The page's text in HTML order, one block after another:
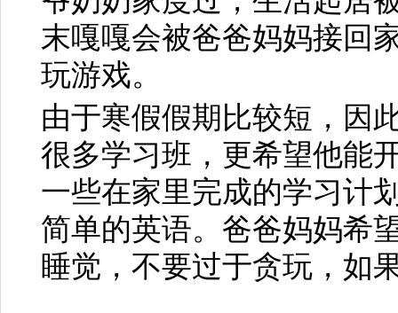
末嘎嘎会被爸爸妈妈接回
玩游戏。
由于寒假假期比较短，因
很多学习班，更希望他能
一些在家里完成的学习计
简单的英语。爸爸妈妈希
睡觉，不要过于贪玩，如